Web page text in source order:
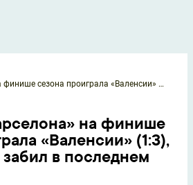
Примера. «Барселона» на финише сезона проиграла «Валенсии» (1:3), Левандовски забил в последнем матче
на финише
«Валенсии» (1:3),
в последнем